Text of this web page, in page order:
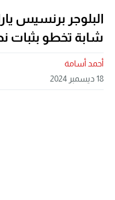
شابة تخطو بثبات
أحمد أسامة
18 ديسمبر 2024